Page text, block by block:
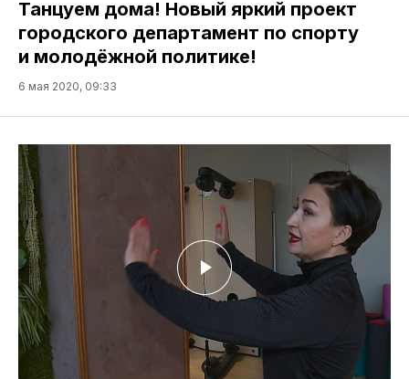
Танцуем дома! Новый яркий проект
городского департамент по спорту
и молодёжной политике!
6 мая 2020, 09:33